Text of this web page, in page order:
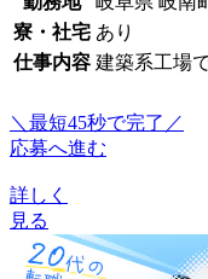
寮・社宅 あり
仕事内容 建築系工場
＼最短45秒で完了／
応募へ進む
詳しく
見る